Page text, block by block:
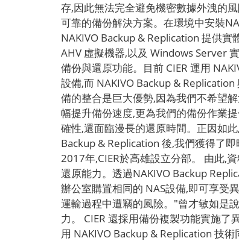
存,因此無法完全避免機密數據外洩的
可靠的備份解決方案。在環境中安裝
NAKIVO Backup & Replication 提供
AHV 虛擬機器,以及 Windows Server
備份與還原功能。目前 CIER 運用
設備,而 NAKIVO Backup &
備的整合是巨大優勢,因為我們不希望
幅提升備份速度,更為我們的備份作業
確性,還面臨漫長的還原時間。正因如
Backup & Replication 後,我們獲得了
2017年,CIER於高雄設立分部。 由此,
還原能力。透過NAKIVO Backup
辦公室購置相同的 NAS設備,即可享受
運輸過程中遭竊的風險。"曾才敏如是
力。 CIER 還採用備份複製功能實施
用 NAKIVO Backup & Replication 技